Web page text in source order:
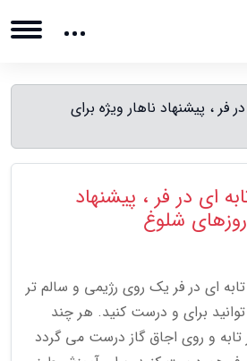
فر ، پیشنهاد ناهار ویژه برای
ای در فر ، پیشنهاد
روزهای شلوغ
تابه ای در فر یک روی رژیمی و سالم تر
برای و درست کنید. هر چند
تابه و روی اجاق گاز درست می گردد